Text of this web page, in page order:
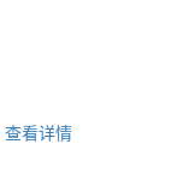
查看详情